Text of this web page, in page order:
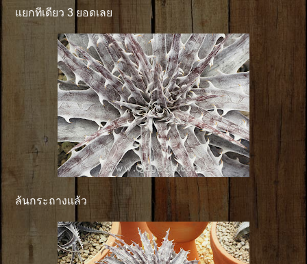
แยกทีเดียว 3 ยอดเลย
ล้นกระถางเเล้ว